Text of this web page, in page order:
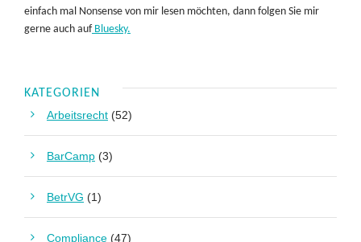
einfach mal Nonsense von mir lesen möchten, dann folgen Sie mir
gerne auch aufBluesky.
KATEGORIEN
Arbeitsrecht (52)
BarCamp (3)
BetrVG (1)
Compliance (47)